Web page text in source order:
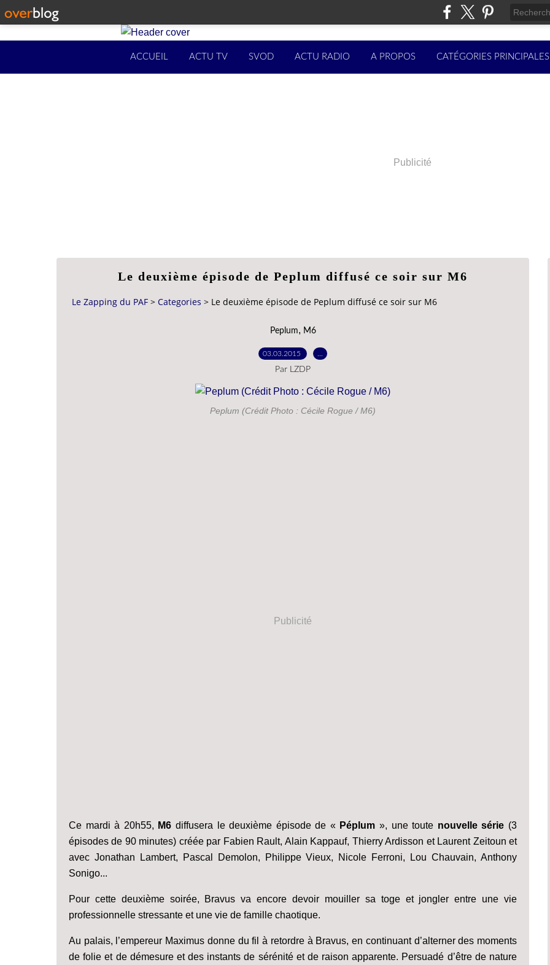
ACCUEIL ACTU TV SVOD ACTU RADIO A PROPOS CATÉGORIES PRINCIPALES
Publicité
Le deuxième épisode de Peplum diffusé ce soir sur M6
Le Zapping du PAF > Categories > Le deuxième épisode de Peplum diffusé ce soir sur M6
Peplum, M6
03.03.2015
Par LZDP
Peplum (Crédit Photo : Cécile Rogue / M6)
Publicité
Ce mardi à 20h55, M6 diffusera le deuxième épisode de « Péplum», une toute nouvelle série (3
épisodes de 90 minutes) créée par Fabien Rault, Alain Kappauf, Thierry Ardisson et Laurent Zeitoun et
avec Jonathan Lambert, Pascal Demolon, Philippe Vieux, Nicole Ferroni, Lou Chauvain, Anthony
Sonigo...
Pour cette deuxième soirée, Bravus va encore devoir mouiller sa toge et jongler entre une vie
professionnelle stressante et une vie de famille chaotique.
Au palais, l’empereur Maximus donne du fil à retordre à Bravus, en continuant d’alterner des moments
de folie et de démesure et des instants de sérénité et de raison apparente. Persuadé d’être de nature